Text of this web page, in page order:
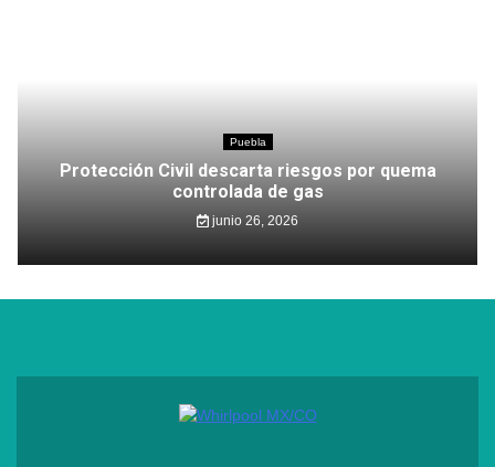
Puebla
Protección Civil descarta riesgos por quema
controlada de gas
junio 26, 2026